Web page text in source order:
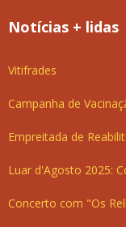
Notícias + lidas
Vitifrades
Campanha de
Empreitada de
Luar d'Agosto 2025:
Concerto com "Os